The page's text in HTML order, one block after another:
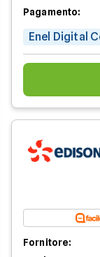
Pagamento:
Enel Digital
Fornitore: